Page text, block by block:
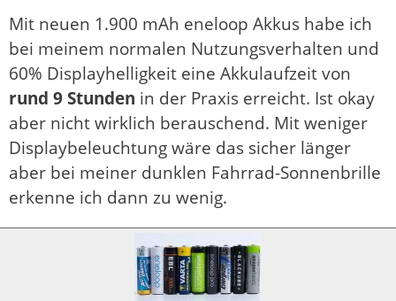
Mit neuen 1.900 mAh eneloop Akkus habe ich
bei meinem normalen Nutzungsverhalten und
60% Displayhelligkeit eine Akkulaufzeit von
rund 9 Stunden in der Praxis erreicht. Ist okay
aber nicht wirklich berauschend. Mit weniger
Displaybeleuchtung wäre das sicher länger
aber bei meiner dunklen Fahrrad-Sonnenbrille
erkenne ich dann zu wenig.